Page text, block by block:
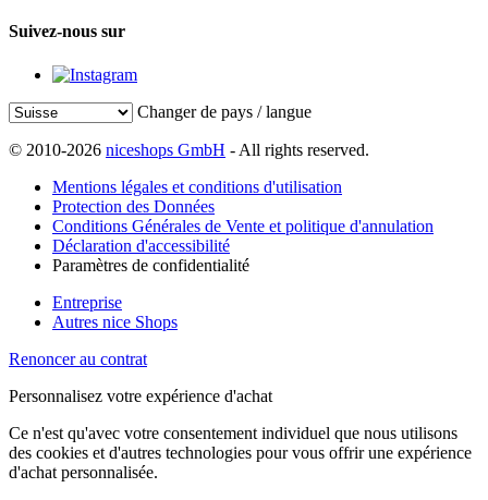
Suivez-nous sur
Changer de pays / langue
© 2010-2026 niceshops GmbH - All rights reserved.
Mentions légales et conditions d'utilisation
Protection des Données
Conditions Générales de Vente et politique d'annulation
Déclaration d'accessibilité
Paramètres de confidentialité
Entreprise
Autres nice Shops
Renoncer au contrat
Personnalisez votre expérience d'achat
Ce n'est qu'avec votre consentement individuel que nous utilisons
des cookies et d'autres technologies pour vous offrir une expérience
d'achat personnalisée.